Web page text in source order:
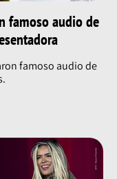
famoso audio de
famoso audio de